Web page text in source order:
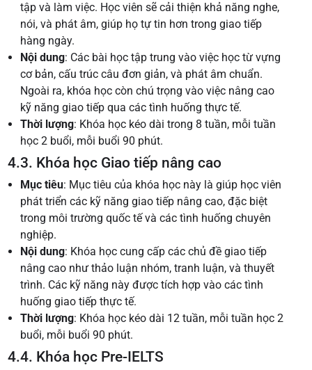
tập và làm việc. Học viên sẽ cải thiện khả năng nghe,
nói, và phát âm, giúp họ tự tin hơn trong giao tiếp
hàng ngày.
Nội dung: Các bài học tập trung vào việc học từ vựng
cơ bản, cấu trúc câu đơn giản, và phát âm chuẩn.
Ngoài ra, khóa học còn chú trọng vào việc nâng cao
kỹ năng giao tiếp qua các tình huống thực tế.
Thời lượng: Khóa học kéo dài trong 8 tuần, mỗi tuần
học 2 buổi, mỗi buổi 90 phút.
4.3. Khóa học Giao tiếp nâng cao
Mục tiêu: Mục tiêu của khóa học này là giúp học viên
phát triển các kỹ năng giao tiếp nâng cao, đặc biệt
trong môi trường quốc tế và các tình huống chuyên
nghiệp.
Nội dung: Khóa học cung cấp các chủ đề giao tiếp
nâng cao như thảo luận nhóm, tranh luận, và thuyết
trình. Các kỹ năng này được tích hợp vào các tình
huống giao tiếp thực tế.
Thời lượng: Khóa học kéo dài 12 tuần, mỗi tuần học 2
buổi, mỗi buổi 90 phút.
4.4. Khóa học Pre-IELTS